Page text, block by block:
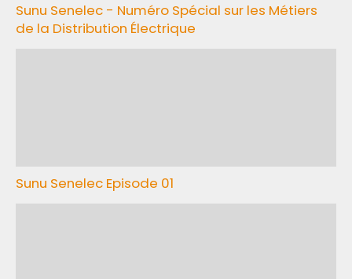
Sunu Senelec - Numéro Spécial sur les Métiers
de la Distribution Électrique
Sunu Senelec Episode 01